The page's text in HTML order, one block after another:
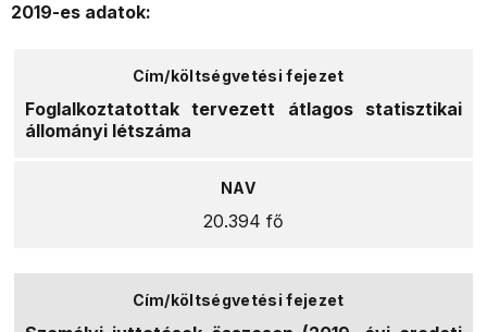
2019-es adatok:
Foglalkoztatottak tervezett átlagos statisztikai
állományi létszáma
20.394 fő